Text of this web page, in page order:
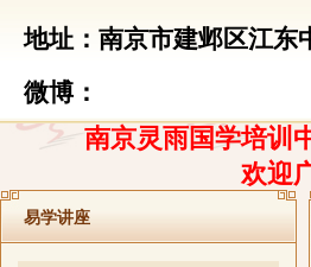
地址：南京市建邺区江东
微博：
南京灵雨国学培训
欢迎
易学讲座